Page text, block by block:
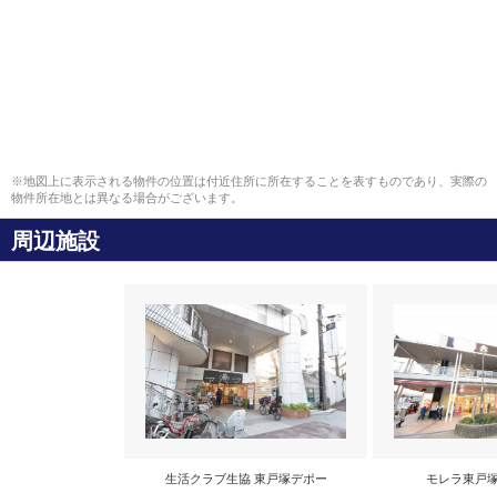
※地図上に表示される物件の位置は付近住所に所在することを表すものであり、実際の
物件所在地とは異なる場合がございます。
周辺施設
生活クラブ生協 東戸塚デポー モレラ東戸